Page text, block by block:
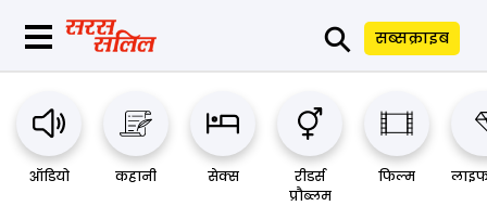
⚲ सब्सक्राइब
ऑडियो कहानी सेक्स
रीडर्स
प्रौब्लम
फिल्म